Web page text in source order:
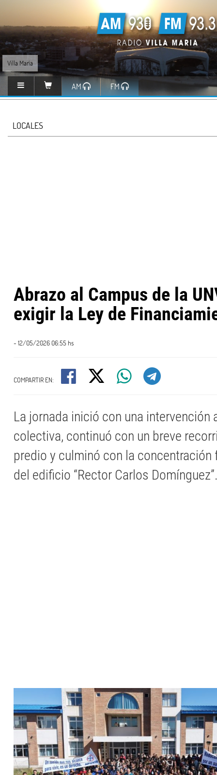
Villa María
AM FM
LOCALES
Abrazo al Campus de la
exigir la Ley de
- 12/05/2026 06:55 hs
COMPARTIR EN:
La jornada inició con una intervención
colectiva, continuó con un breve
predio y culminó con la concentración
del edificio “Rector Carlos